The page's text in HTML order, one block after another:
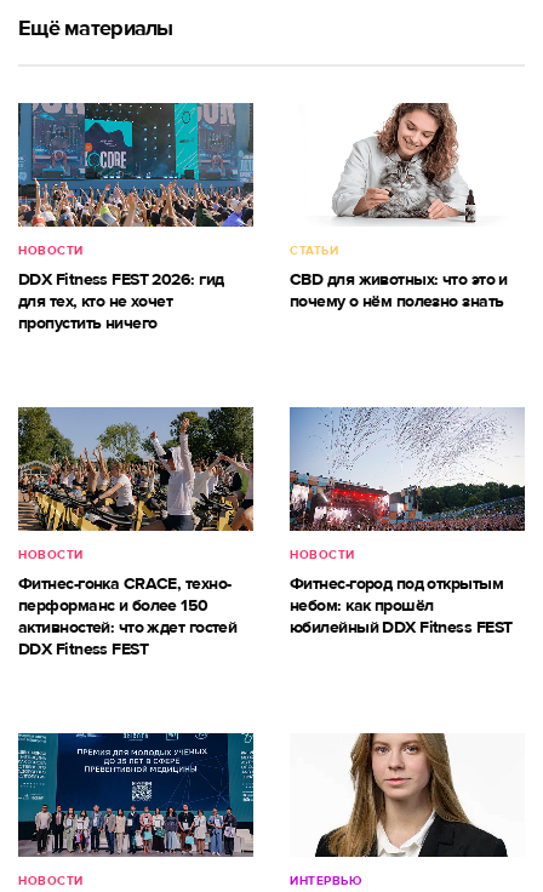
Ещё материалы
НОВОСТИ
DDX Fitness FEST 2026: гид
для тех, кто не хочет
пропустить ничего
СТАТЬИ
CBD для животных: что это и
почему о нём полезно знать
НОВОСТИ
Фитнес-гонка CRACE, техно-
перформанс и более 150
активностей: что ждет гостей
DDX Fitness FEST
НОВОСТИ
Фитнес-город под открытым
небом: как прошёл
юбилейный DDX Fitness FEST
НОВОСТИ ИНТЕРВЬЮ